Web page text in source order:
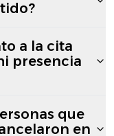
a la cita
presencia
que
en